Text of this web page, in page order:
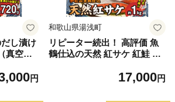
し漬け
真空パ
ら 柔ら円
和歌山県湯浅町
リピーター続出！ 高評価 魚
鶴仕込の天然 紅サケ 紅鮭 鮭
レビュー高評価 小分け 真空
17,000円